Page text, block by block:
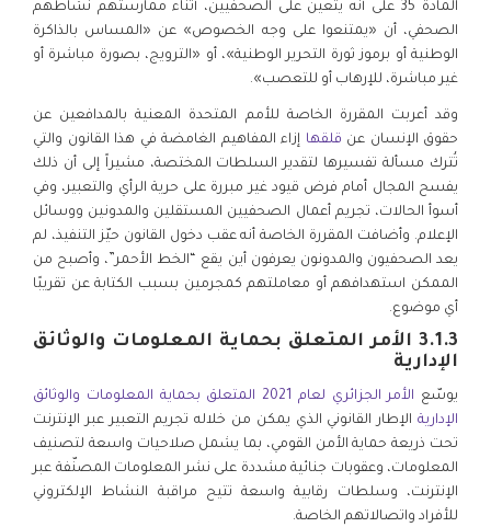
المادة 35 على أنه يتعين على الصحفيين، أثناء ممارستهم نشاطهم
الصحفي، أن «يمتنعوا على وجه الخصوص» عن «المساس بالذاكرة
الوطنية أو برموز ثورة التحرير الوطنية»، أو «الترويج، بصورة مباشرة أو
غير مباشرة، للإرهاب أو للتعصب».
وقد أعربت المقررة الخاصة للأمم المتحدة المعنية بالمدافعين عن
حقوق الإنسان عن قلقها إزاء المفاهيم الغامضة في هذا القانون والتي
تُترك مسألة تفسيرها لتقدير السلطات المختصة، مشيراً إلى أن ذلك
يفسح المجال أمام فرض قيود غير مبررة على حرية الرأي والتعبير، وفي
أسوأ الحالات، تجريم أعمال الصحفيين المستقلين والمدونين ووسائل
الإعلام. وأضافت المقررة الخاصة أنه عقب دخول القانون حيّز التنفيذ، لم
يعد الصحفيون والمدونون يعرفون أين يقع “الخط الأحمر”، وأصبح من
الممكن استهدافهم أو معاملتهم كمجرمين بسبب الكتابة عن تقريبًا
أي موضوع.
3.1.3 الأمر المتعلق بحماية المعلومات والوثائق
الإدارية
يوسّع
الأمر الجزائري لعام 2021 المتعلق بحماية المعلومات والوثائق
الإدارية الإطار القانوني الذي يمكن من خلاله تجريم التعبير عبر الإنترنت
تحت ذريعة حماية الأمن القومي، بما يشمل صلاحيات واسعة لتصنيف
المعلومات، وعقوبات جنائية مشددة على نشر المعلومات المصنّفة عبر
الإنترنت، وسلطات رقابية واسعة تتيح مراقبة النشاط الإلكتروني
للأفراد واتصالاتهم الخاصة.